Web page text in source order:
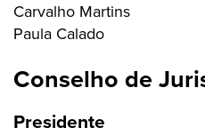
Carvalho Martins
Paula Calado
Conselho de
Presidente